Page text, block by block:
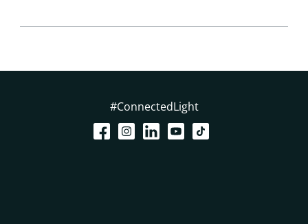
#ConnectedLight